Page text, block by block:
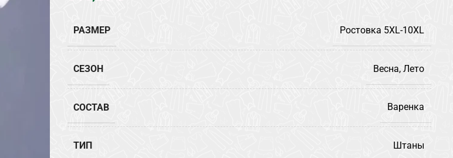
РАЗМЕР Ростовка 5XL-10XL
СЕЗОН Весна, Лето
СОСТАВ Варенка
ТИП Штаны